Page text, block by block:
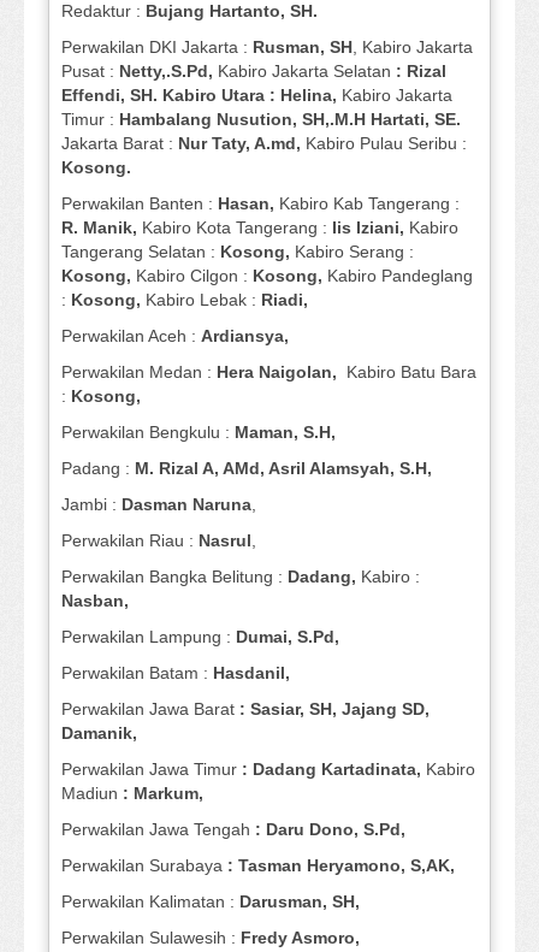
Redaktur : Bujang Hartanto, SH.
Perwakilan DKI Jakarta : Rusman, SH , Kabiro Jakarta
Pusat : Netty,.S.Pd, Kabiro Jakarta Selatan : Rizal
Effendi, SH. Kabiro Utara : Helina, Kabiro Jakarta
Timur : Hambalang Nusution, SH,.M.H Hartati, SE.
Jakarta Barat : Nur Taty, A.md, Kabiro Pulau Seribu :
Kosong.
Perwakilan Banten : Hasan, Kabiro Kab Tangerang :
R. Manik, Kabiro Kota Tangerang : Iis Iziani, Kabiro
Tangerang Selatan : Kosong, Kabiro Serang :
Kosong, Kabiro Cilgon : Kosong, Kabiro Pandeglang
: Kosong, Kabiro Lebak : Riadi,
Perwakilan Aceh : Ardiansya,
Perwakilan Medan : Hera Naigolan, Kabiro Batu Bara
: Kosong,
Perwakilan Bengkulu : Maman, S.H,
Padang : M. Rizal A, AMd, Asril Alamsyah, S.H,
Jambi : Dasman Naruna
Perwakilan Riau : Nasrul
Perwakilan Bangka Belitung : Dadang, Kabiro :
Nasban,
Perwakilan Lampung : Dumai, S.Pd,
Perwakilan Batam : Hasdanil,
Perwakilan Jawa Barat : Sasiar, SH, Jajang SD,
Damanik,
Perwakilan Jawa Timur : Dadang Kartadinata, Kabiro
Madiun : Markum,
Perwakilan Jawa Tengah : Daru Dono, S.Pd,
Perwakilan Surabaya : Tasman Heryamono, S,AK,
Perwakilan Kalimatan : Darusman, SH,
Perwakilan Sulawesih : Fredy Asmoro,